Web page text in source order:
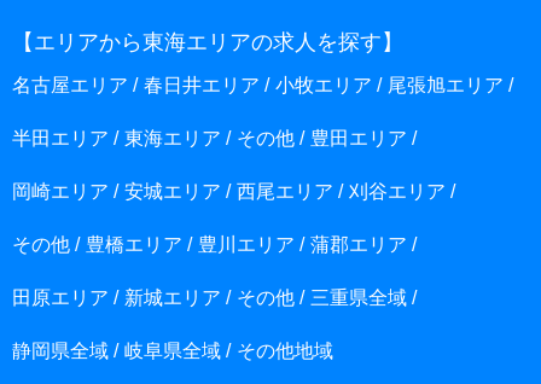
【エリアから東海エリアの求人を探す】
名古屋エリア 春日井エリア 小牧エリア 尾張旭エリア
半田エリア 東海エリア その他 豊田エリア
岡崎エリア 安城エリア 西尾エリア 刈谷エリア
その他 豊橋エリア 豊川エリア 蒲郡エリア
田原エリア 新城エリア その他 三重県全域
静岡県全域 岐阜県全域 その他地域